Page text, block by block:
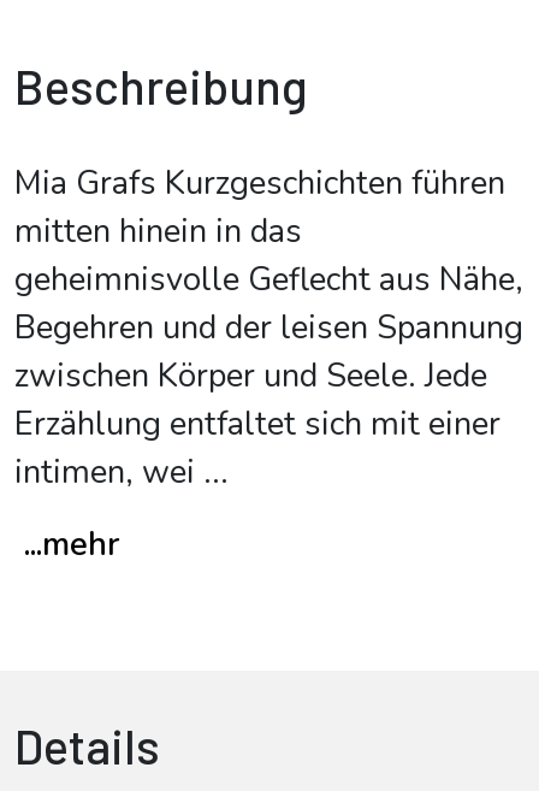
Beschreibung
Mia Grafs Kurzgeschichten führen
mitten hinein in das
geheimnisvolle Geflecht aus Nähe,
Begehren und der leisen Spannung
zwischen Körper und Seele. Jede
Erzählung entfaltet sich mit einer
intimen, wei ...
...mehr
Details